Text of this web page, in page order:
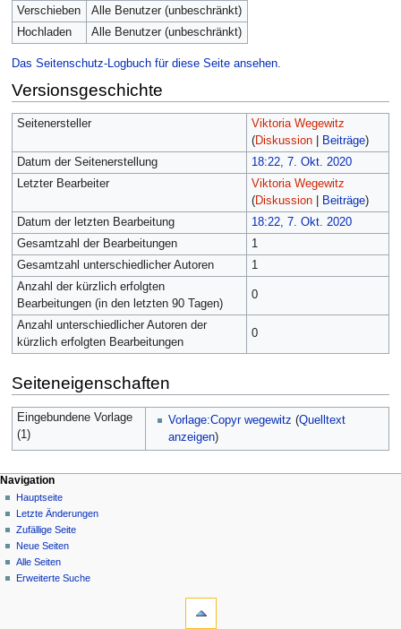
Verschieben
Alle Benutzer (unbeschränkt)
Hochladen
Alle Benutzer (unbeschränkt)
Das Seitenschutz-Logbuch für diese Seite ansehen.
Versionsgeschichte
Seitenersteller
Viktoria Wegewitz
(Diskussion| Beiträge)
Datum der Seitenerstellung
18:22, 7. Okt. 2020
Letzter Bearbeiter
Viktoria Wegewitz
(Diskussion| Beiträge)
Datum der letzten Bearbeitung
18:22, 7. Okt. 2020
Gesamtzahl der Bearbeitungen
1
Gesamtzahl unterschiedlicher Autoren
1
Anzahl der kürzlich erfolgten
Bearbeitungen (in den letzten 90 Tagen)
0
Anzahl unterschiedlicher Autoren der
kürzlich erfolgten Bearbeitungen
0
Seiteneigenschaften
Eingebundene Vorlage
(1)
Vorlage:Copyr wegewitz (Quelltext
anzeigen)
Navigation
Hauptseite
Letzte Änderungen
Zufällige Seite
Neue Seiten
Alle Seiten
Erweiterte Suche